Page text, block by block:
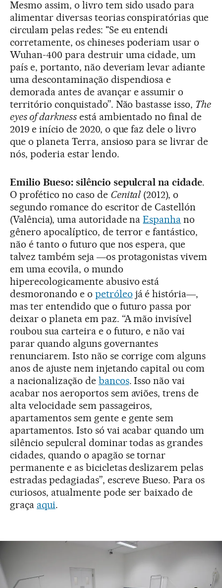
Mesmo assim, o livro tem sido usado para
alimentar diversas teorias conspiratórias que
circulam pelas redes: "Se eu entendi
corretamente, os chineses poderiam usar o
Wuhan-400 para destruir uma cidade, um
país e, portanto, não deveriam levar adiante
uma descontaminação dispendiosa e
demorada antes de avançar e assumir o
território conquistado”. Não bastasse isso, The
eyes of darknessestá ambientado no final de
2019 e início de 2020, o que faz dele o livro
que o planeta Terra, ansioso para se livrar de
nós, poderia estar lendo.
Emilio Bueso: silêncio sepulcral na cidade.
O profético no caso de Cenital (2012), o
segundo romance do escritor de Castellón
(Valência), uma autoridade naEspanha no
gênero apocalíptico, de terror e fantástico,
não é tanto o futuro que nos espera, que
talvez também seja ―os protagonistas vivem
em uma ecovila, o mundo
hiperecologicamente abusivo está
desmoronando e o petróleo já é história―,
mas ter entendido que o futuro passa por
deixar o planeta em paz. “A mão invisível
roubou sua carteira e o futuro, e não vai
parar quando alguns governantes
renunciarem. Isto não se corrige com alguns
anos de ajuste nem injetando capital ou com
a nacionalização de bancos. Isso não vai
acabar nos aeroportos sem aviões, trens de
alta velocidade sem passageiros,
apartamentos sem gente e gente sem
apartamentos. Isto só vai acabar quando um
silêncio sepulcral dominar todas as grandes
cidades, quando o apagão se tornar
permanente e as bicicletas deslizarem pelas
estradas pedagiadas”, escreve Bueso. Para os
curiosos, atualmente pode ser baixado de
graça aqui.